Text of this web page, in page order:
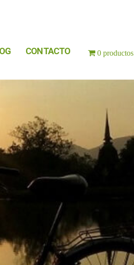
CONTACTO 0 productos